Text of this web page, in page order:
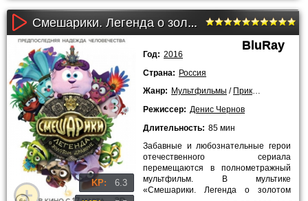
Смешарики. Легенда о золотом драконе (2016)
KP: 6.3
BluRay
Год: 2016
Страна: Россия
Жанр: Мультфильмы / Приключения
Режиссер: Денис Чернов
Длительность: 85 мин
Забавные и любознательные герои
отечественного сериала
перемещаются в полнометражный
мультфильм. В мультике
«Смешарики. Легенда о золотом